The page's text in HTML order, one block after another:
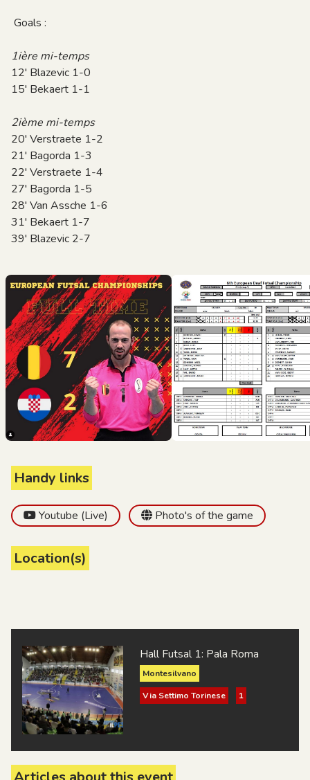
Goals :
1ière mi-temps
12' Blazevic 1-0
15' Bekaert 1-1
2ième mi-temps
20' Verstraete 1-2
21' Bagorda 1-3
22' Verstraete 1-4
27' Bagorda 1-5
28' Van Assche 1-6
31' Bekaert 1-7
39' Blazevic 2-7
Handy links
Youtube (Live) Photo's of the game
Location(s)
Hall Futsal 1: Pala Roma
Montesilvano
Via Settimo Torinese
1